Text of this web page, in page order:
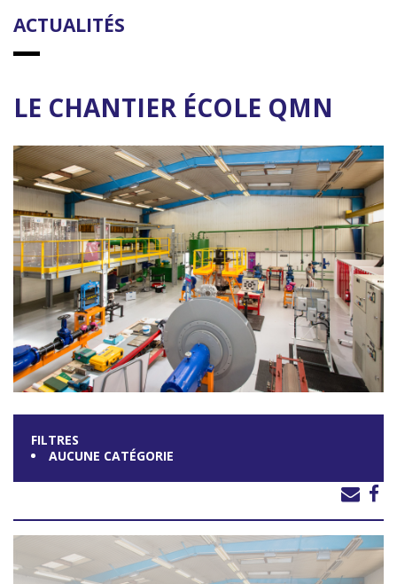
ACTUALITÉS
LE CHANTIER ÉCOLE QMN
FILTRES
AUCUNE CATÉGORIE